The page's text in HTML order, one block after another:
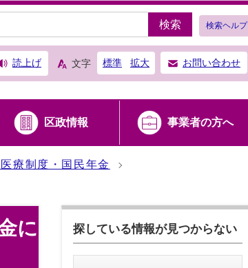
検索 検索ヘルプ
読上げ 文字 標準 拡大 お問い合わせ
区政情報 事業者の方へ
療制度・国民年金
に
探している情報が見つからない